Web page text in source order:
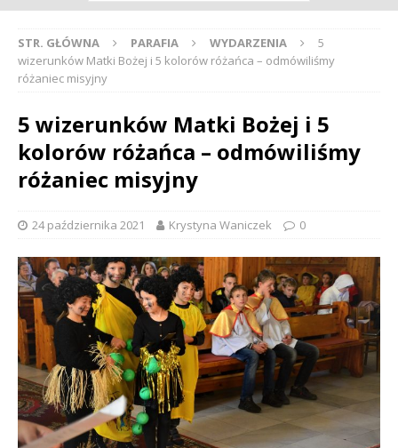
STR. GŁÓWNA PARAFIA WYDARZENIA
5
wizerunków Matki Bożej i 5 kolorów różańca – odmówiliśmy
różaniec misyjny
5 wizerunków Matki Bożej i 5
kolorów różańca – odmówiliśmy
różaniec misyjny
24 października 2021 Krystyna Waniczek 0